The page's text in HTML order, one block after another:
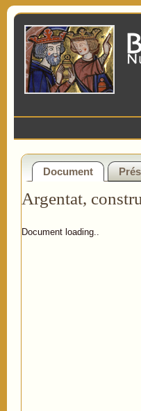
Document
Argentat,
Document loading..